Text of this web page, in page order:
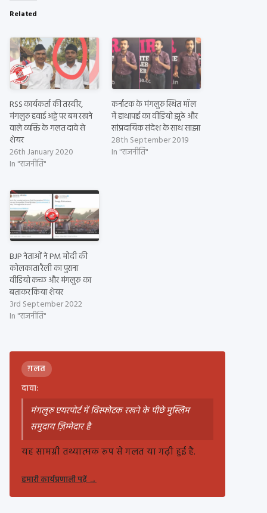
Related
RSS कार्यकर्ता की तस्वीर,
मंगलुरु हवाई अड्डे पर बम रखने
वाले व्यक्ति के गलत दावे से
शेयर
26th January 2020
In "राजनीति"
कर्नाटक के मंगलुरु स्थित मॉल
में हाथापाई का वीडियो झूठे और
सांप्रदायिक संदेश के साथ साझा
28th September 2019
In "राजनीति"
BJP नेताओं ने PM मोदी की
कोलकाता रैली का पुराना
वीडियो कच्छ और मंगलुरु का
बताकर किया शेयर
3rd September 2022
In "राजनीति"
ग़लत
दावा:
मंगलुरु एयरपोर्ट में विस्फोटक रखने के पीछे मुस्लिम
समुदाय ज़िम्मेदार है
यह सामग्री तथ्यात्मक रूप से गलत या गढ़ी हुई है.
हमारी कार्यप्रणाली पढ़ें→